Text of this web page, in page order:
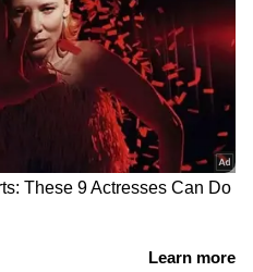
അവരുടെ
—
നേരിട്ട്
News Malayalam